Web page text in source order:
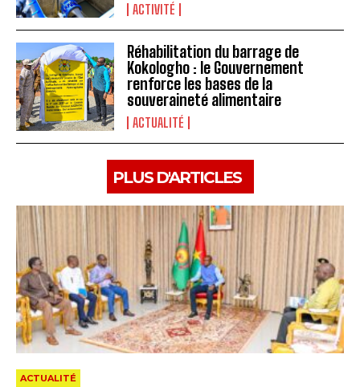
ACTIVITÉ
Réhabilitation du barrage de
Kokologho : le Gouvernement
renforce les bases de la
souveraineté alimentaire ‎
ACTUALITÉ
PLUS D'ARTICLES
ACTUALITÉ